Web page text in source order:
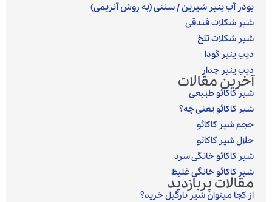
پودر آب پنیر شیرین / سنتی (به روش آنزیمی)‎
شیر شکلات فندقی
شیر شکلات تلخ
دیپ پنیر گودا
دیپ پنیر چدار
آخرین مقالات
شیر کاکائو طبیعی
شیر کاکائو یعنی چه؟
حجم شیر کاکائو
حلال شیر کاکائو
شیر کاکائو خانگی سرد
شیر کاکائو خانگی غلیظ
مقالات پربازدید
از کجا میتوان شیر نارگیل خرید؟